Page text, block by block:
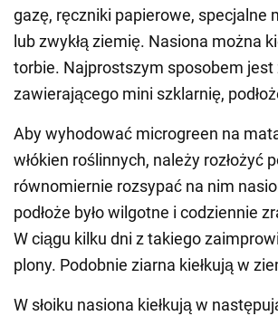
gazę, ręczniki papierowe, specjalne
lub zwykłą ziemię. Nasiona można
torbie. Najprostszym sposobem
zawierającego mini szklarnię,
Aby wyhodować microgreen na
włókien roślinnych, należy rozłożyć
równomiernie rozsypać na nim
podłoże było wilgotne i codziennie
W ciągu kilku dni z takiego
plony. Podobnie ziarna kiełkują w
W słoiku nasiona kiełkują w